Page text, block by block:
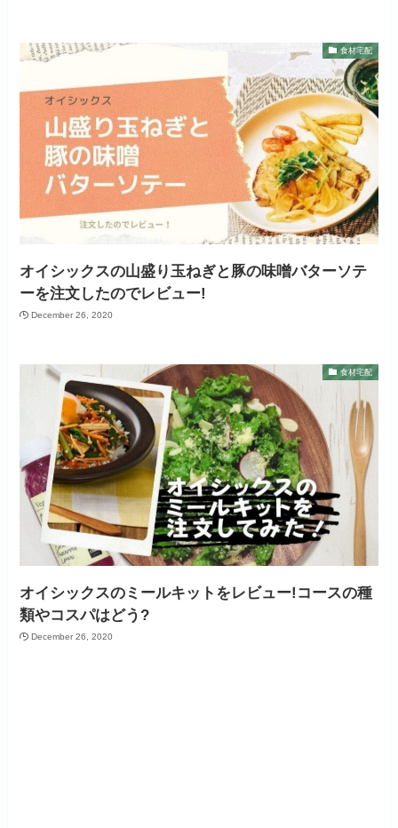
食材宅配
オイシックスの山盛り玉ねぎと豚の味噌バターソテ
ーを注文したのでレビュー!
December 26, 2020
食材宅配
オイシックスのミールキットをレビュー!コースの種
類やコスパはどう?
December 26, 2020